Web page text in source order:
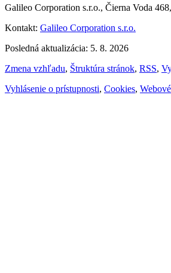
Galileo Corporation s.r.o., Čierna Voda
Kontakt: Galileo Corporation s.r.o.
Posledná aktualizácia: 5. 8. 2026
Zmena vzhľadu, Štruktúra stránok, RSS,
Vyhlásenie o prístupnosti, Cookies,